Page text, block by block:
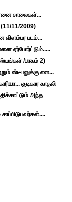
சாலைகள்...
11/2009)
படம்...
ஏர்போர்ட்டும்.....
/பாகம் 2)
ஸ்டீபனுக்கு என...
குடிகார காதலி
அந்த